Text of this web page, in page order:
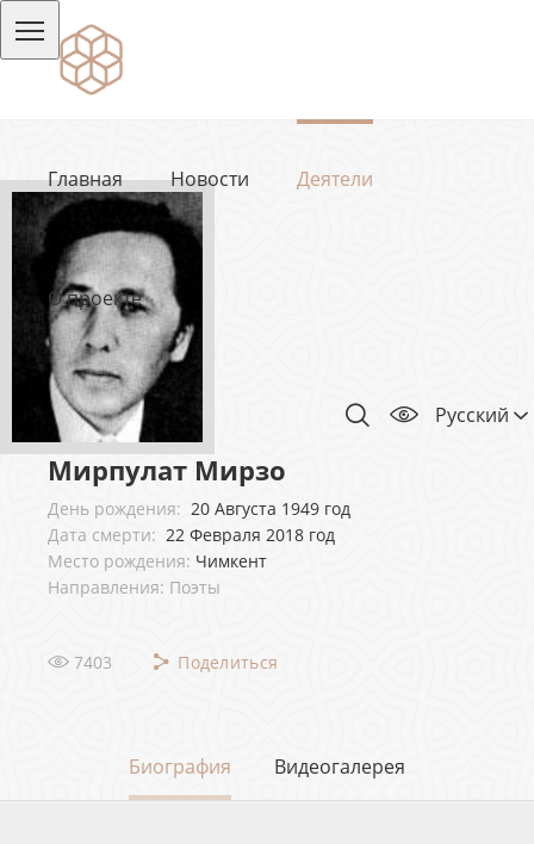
Главная Новости Деятели
О проекте
Русский
Мирпулат Мирзо
День рождения: 20 Августа 1949 год
Дата смерти: 22 Февраля 2018 год
Место рождения: Чимкент
Направления: Поэты
7403 Поделиться
Биография Видеогалерея